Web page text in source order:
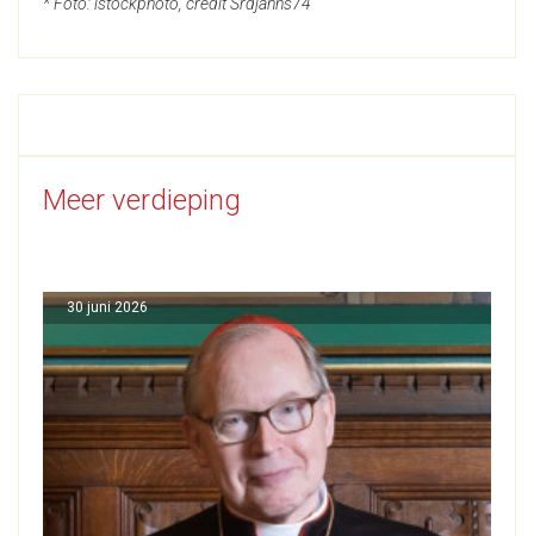
* Foto: istockphoto, credit Srdjanns74
Meer verdieping
30 juni 2026